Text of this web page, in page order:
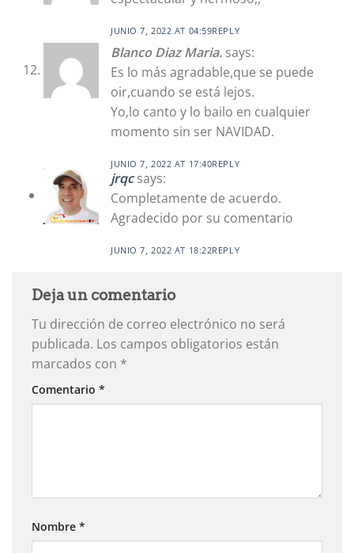
JUNIO 7, 2022 AT 04:59REPLY
Blanco Diaz Maria. says:
Es lo más agradable,que se puede
oir,cuando se está lejos.
Yo,lo canto y lo bailo en cualquier
momento sin ser NAVIDAD.
JUNIO 7, 2022 AT 17:40REPLY
jrqc says:
Completamente de acuerdo.
Agradecido por su comentario
JUNIO 7, 2022 AT 18:22REPLY
Deja un comentario
Tu dirección de correo electrónico no será
publicada. Los campos obligatorios están
marcados con *
Comentario *
Nombre *